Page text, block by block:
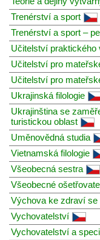
Trenérství a sport
Trenérství a sport –
Učitelství
Učitelství pro
Učitelství pro
Ukrajinská filologie
Ukrajinština se
turistickou oblast
Uměnovědná studia
Vietnamská filologie
Všeobecná sestra
Všeobecné
Výchova ke zdraví
Vychovatelství
Vychovatelství a